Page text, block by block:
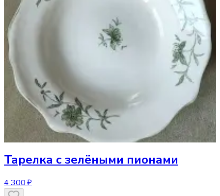
Тарелка с зелёными пионами
4 300 ₽